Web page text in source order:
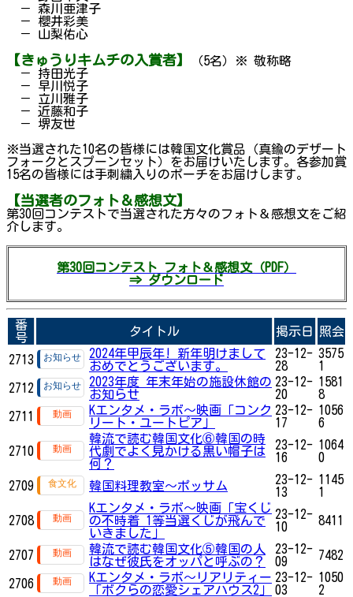
－ 森川亜津子
－ 櫻井彩美
－ 山梨佑心
【きゅうりキムチの入賞者】
（5名）※ 敬称略
－ 持田光子
－ 早川悦子
－ 立川雅子
－ 近藤和子
－ 堺友世
※当選された10名の皆様には韓国文化賞品（真鍮のデザート
フォークとスプーンセット）をお届けいたします。各参加賞
15名の皆様には手刺繍入りのポーチをお届けします。
【当選者のフォト＆感想文】
第30回コンテストで当選された方々のフォト＆感想文をご紹
介します。
第30回コンテスト フォト＆感想文（PDF）
⇒ ダウンロード
番
号
タイトル 掲示日 照会
2713
2024年甲辰年! 新年明けまして
おめでとうございます。
23-12-
28
3575
1
2712
2023年度 年末年始の施設休館の
お知らせ
23-12-
20
1581
8
2711
Kエンタメ・ラボ～映画「コンク
リート・ユートピア」
23-12-
17
1056
6
2710
韓流で読む韓国文化⑥韓国の時
代劇でよく見かける黒い帽子は
何？
23-12-
16
1064
0
2709 韓国料理教室～ポッサム
23-12-
13
1145
1
2708
Kエンタメ・ラボ～映画「宝くじ
の不時着 1等当選くじが飛んで
いきました」
23-12-
10
8411
2707
韓流で読む韓国文化⑤韓国の人
はなぜ彼氏をオッパと呼ぶの？
23-12-
09
7482
2706
Kエンタメ・ラボ～リアリティー
「ボクらの恋愛シェアハウス2」
23-12-
03
1050
2